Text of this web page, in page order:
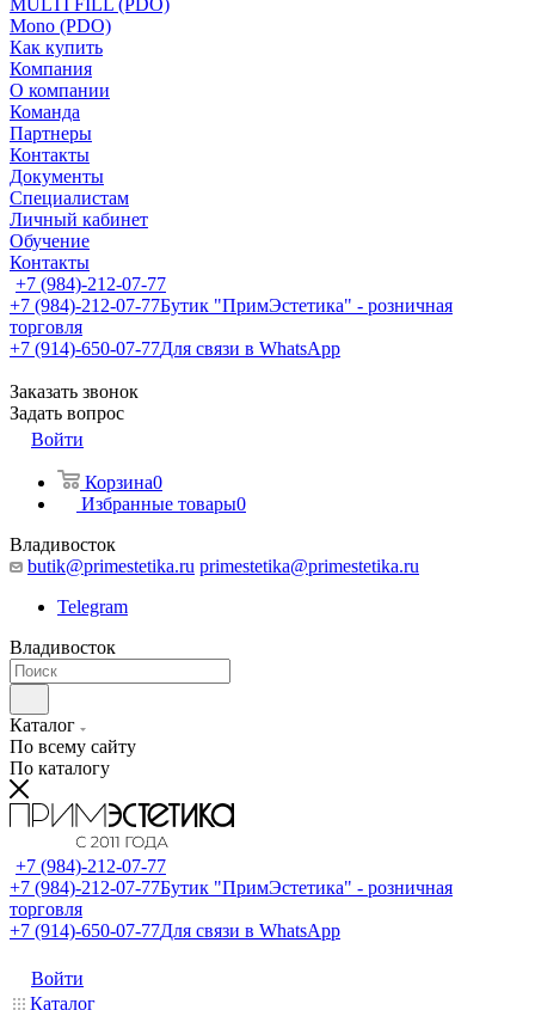
MULTI FILL (PDO)
Mono (PDO)
Как купить
Компания
О компании
Команда
Партнеры
Контакты
Документы
Специалистам
Личный кабинет
Обучение
Контакты
+7 (984)-212-07-77
+7 (984)-212-07-77Бутик "ПримЭстетика" - розничная
торговля
+7 (914)-650-07-77Для связи в WhatsApp
Заказать звонок
Задать вопрос
Войти
Корзина0
Избранные товары0
Владивосток
butik@primestetika.ru primestetika@primestetika.ru
Telegram
Владивосток
Каталог
По всему сайту
По каталогу
+7 (984)-212-07-77
+7 (984)-212-07-77Бутик "ПримЭстетика" - розничная
торговля
+7 (914)-650-07-77Для связи в WhatsApp
Войти
Каталог